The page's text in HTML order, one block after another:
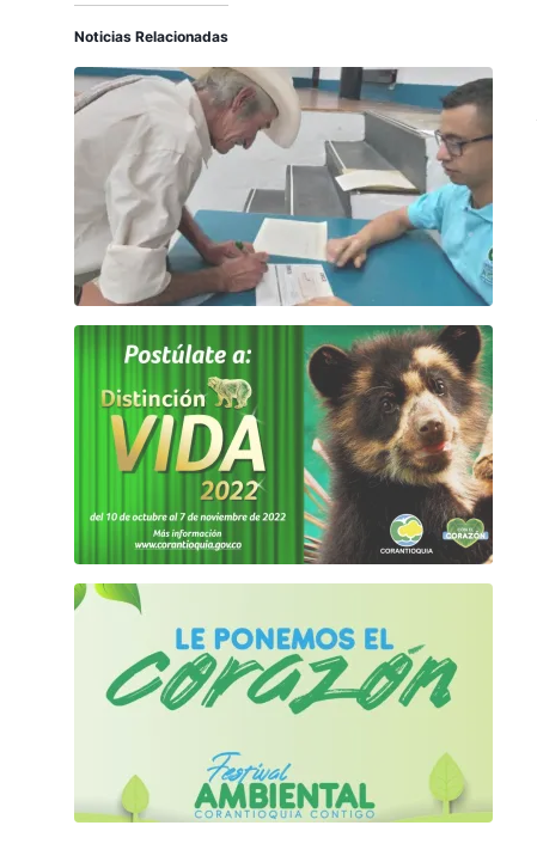
Noticias Relacionadas